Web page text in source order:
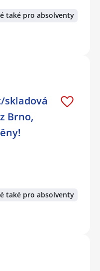
také pro absolventy
skladová
Brno,
také pro absolventy